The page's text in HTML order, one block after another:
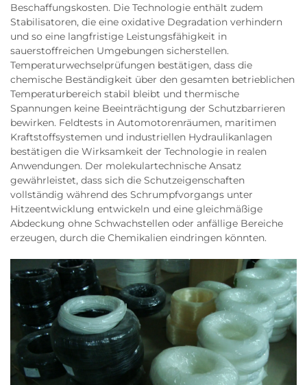
Beschaffungskosten. Die Technologie enthält zudem
Stabilisatoren, die eine oxidative Degradation verhindern
und so eine langfristige Leistungsfähigkeit in
sauerstoffreichen Umgebungen sicherstellen.
Temperaturwechselprüfungen bestätigen, dass die
chemische Beständigkeit über den gesamten betrieblichen
Temperaturbereich stabil bleibt und thermische
Spannungen keine Beeinträchtigung der Schutzbarrieren
bewirken. Feldtests in Automotorenräumen, maritimen
Kraftstoffsystemen und industriellen Hydraulikanlagen
bestätigen die Wirksamkeit der Technologie in realen
Anwendungen. Der molekulartechnische Ansatz
gewährleistet, dass sich die Schutzeigenschaften
vollständig während des Schrumpfvorgangs unter
Hitzeentwicklung entwickeln und eine gleichmäßige
Abdeckung ohne Schwachstellen oder anfällige Bereiche
erzeugen, durch die Chemikalien eindringen könnten.